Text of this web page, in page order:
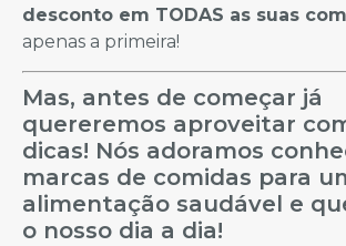
desconto em TODAS as suas
apenas a primeira!
Mas, antes de começar já
quereremos aproveitar
dicas! Nós adoramos
marcas de comidas para
alimentação saudável e
o nosso dia a dia!